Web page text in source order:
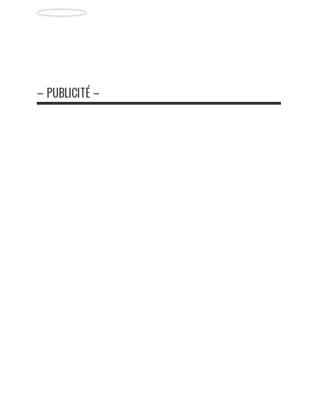
– PUBLICITÉ –